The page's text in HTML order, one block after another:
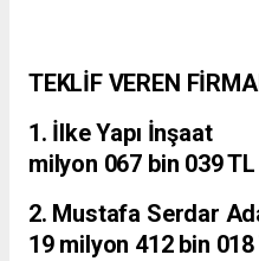
TEKLİF VEREN
1. İlke
milyon 067 bin 039 TL
2. Mustafa Serdar
19 milyon 412 bin